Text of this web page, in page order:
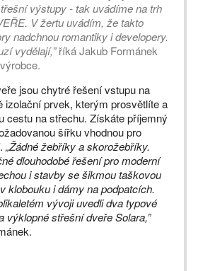
výstupy - tak uvádíme na trh
V žertu uvádím, že takto
nadchnou romantiky i developery.
vydělají,”říká Jakub Formánek
jsou chytré řešení vstupu na
izolační prvek, kterým prosvětlíte a
cestu na střechu. Získáte příjemný
šířku vhodnou pro
„Žádné žebříky a skorožebříky.
dlouhodobé řešení pro moderní
i stavby se šikmou taškovou
klobouku i dámy na podpatcích.
vývoji uvedli dva typové
výklopné střešní dveře Solara,”